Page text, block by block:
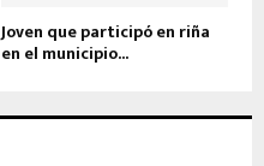
Joven que participó en riña
en el municipio...